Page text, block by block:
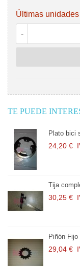
Últimas
-
TE PUEDE
Plato bici
24,20 €
Tija
30,25 €
Piñón Fijo
29,04 €